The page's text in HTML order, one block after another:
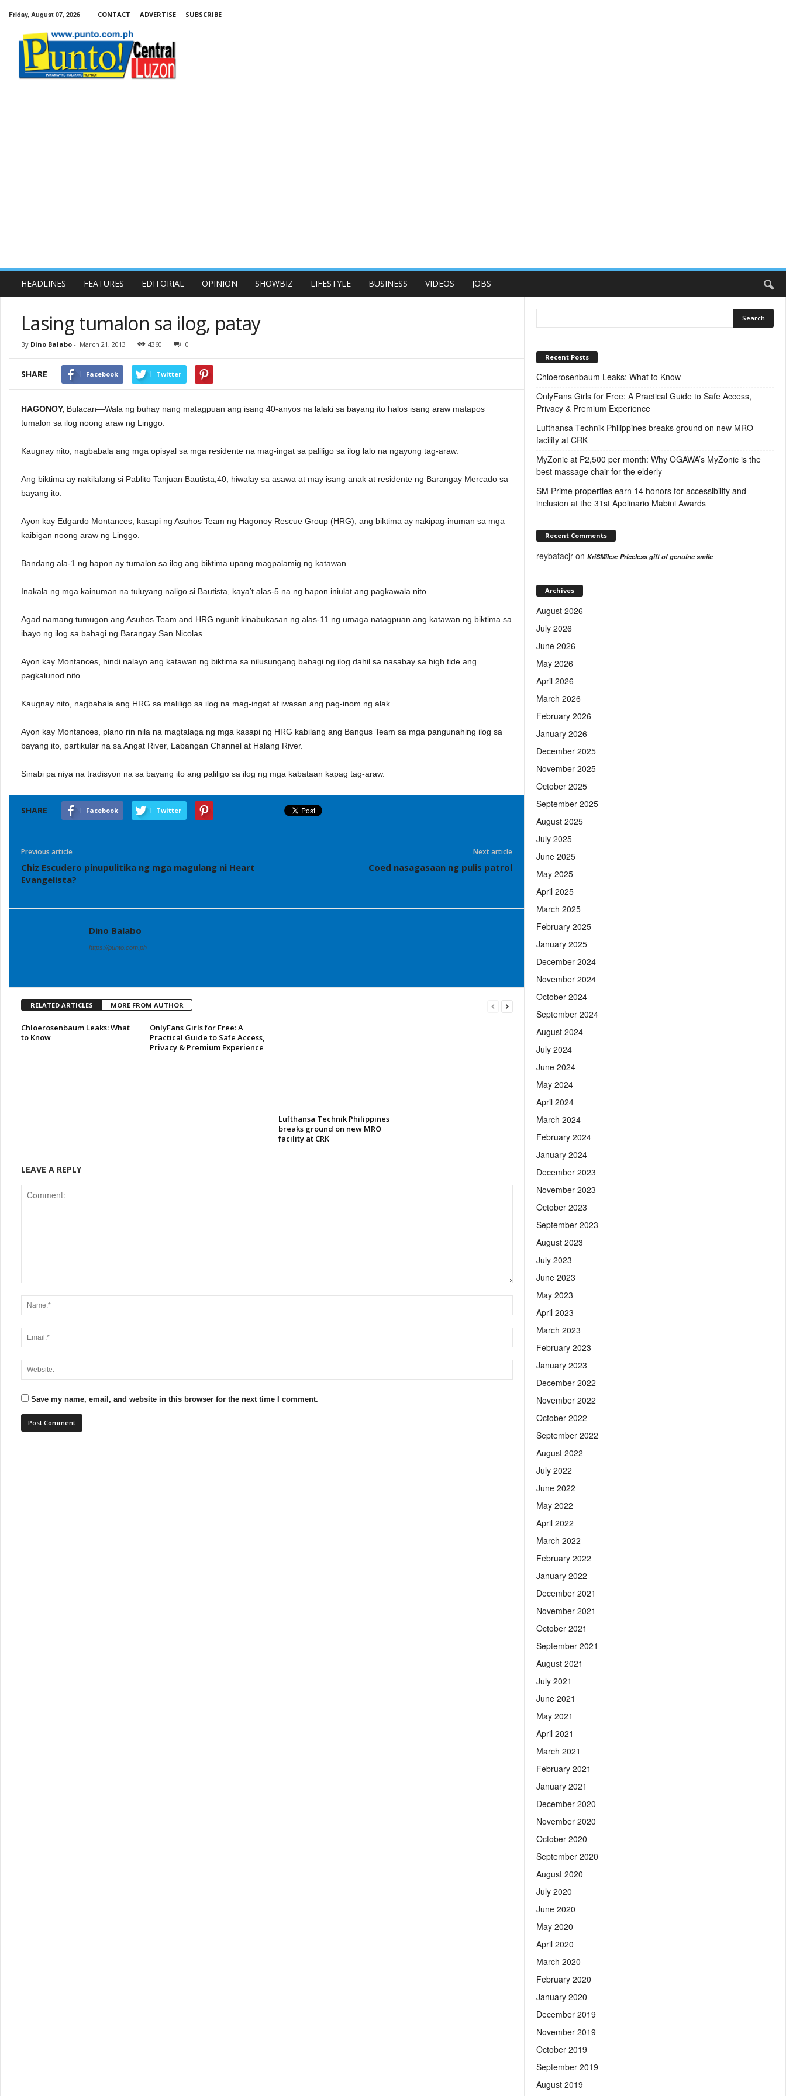
Friday, August 07, 2026 CONTACT ADVERTISE SUBSCRIBE
Central
HEADLINES FEATURES EDITORIAL OPINION SHOWBIZ LIFESTYLE BUSINESS VIDEOS JOBS
Lasing tumalon sa ilog, patay
By Dino Balabo - March 21, 2013 4360 0
SHARE Facebook Twitter
HAGONOY, Bulacan—Wala ng buhay nang matagpuan ang isang 40-anyos na lalaki sa bayang ito halos isang araw matapos
tumalon sa ilog noong araw ng Linggo.
Kaugnay nito, nagbabala ang mga opisyal sa mga residente na mag-ingat sa paliligo sa ilog lalo na ngayong tag-araw.
Ang biktima ay nakilalang si Pablito Tanjuan Bautista,40, hiwalay sa asawa at may isang anak at residente ng Barangay Mercado sa
bayang ito.
Ayon kay Edgardo Montances, kasapi ng Asuhos Team ng Hagonoy Rescue Group (HRG), ang biktima ay nakipag-inuman sa mga
kaibigan noong araw ng Linggo.
Bandang ala-1 ng hapon ay tumalon sa ilog ang biktima upang magpalamig ng katawan.
Inakala ng mga kainuman na tuluyang naligo si Bautista, kaya’t alas-5 na ng hapon iniulat ang pagkawala nito.
Agad namang tumugon ang Asuhos Team and HRG ngunit kinabukasan ng alas-11 ng umaga natagpuan ang katawan ng biktima sa
ibayo ng ilog sa bahagi ng Barangay San Nicolas.
Ayon kay Montances, hindi nalayo ang katawan ng biktima sa nilusungang bahagi ng ilog dahil sa nasabay sa high tide ang
pagkalunod nito.
Kaugnay nito, nagbabala ang HRG sa maliligo sa ilog na mag-ingat at iwasan ang pag-inom ng alak.
Ayon kay Montances, plano rin nila na magtalaga ng mga kasapi ng HRG kabilang ang Bangus Team sa mga pangunahing ilog sa
bayang ito, partikular na sa Angat River, Labangan Channel at Halang River.
Sinabi pa niya na tradisyon na sa bayang ito ang paliligo sa ilog ng mga kabataan kapag tag-araw.
SHARE Facebook Twitter
Previous article
Chiz Escudero pinupulitika ng mga magulang ni Heart
Evangelista?
Next article
Coed nasagasaan ng pulis patrol
Dino Balabo
https://punto.com.ph
RELATED ARTICLES MORE FROM AUTHOR
Chloerosenbaum Leaks: What
to Know
OnlyFans Girls for Free: A
Practical Guide to Safe Access,
Privacy & Premium Experience
Lufthansa Technik Philippines
breaks ground on new MRO
facility at CRK
LEAVE A REPLY
Save my name, email, and website in this browser for the next time I comment.
Recent Posts
Chloerosenbaum Leaks: What to Know
OnlyFans Girls for Free: A Practical Guide to Safe Access,
Privacy & Premium Experience
Lufthansa Technik Philippines breaks ground on new MRO
facility at CRK
MyZonic at ₱2,500 per month: Why OGAWA’s MyZonic is the
best massage chair for the elderly
SM Prime properties earn 14 honors for accessibility and
inclusion at the 31st Apolinario Mabini Awards
Recent Comments
reybatacjr on KriSMiles: Priceless gift of genuine smile
Archives
August 2026
July 2026
June 2026
May 2026
April 2026
March 2026
February 2026
January 2026
December 2025
November 2025
October 2025
September 2025
August 2025
July 2025
June 2025
May 2025
April 2025
March 2025
February 2025
January 2025
December 2024
November 2024
October 2024
September 2024
August 2024
July 2024
June 2024
May 2024
April 2024
March 2024
February 2024
January 2024
December 2023
November 2023
October 2023
September 2023
August 2023
July 2023
June 2023
May 2023
April 2023
March 2023
February 2023
January 2023
December 2022
November 2022
October 2022
September 2022
August 2022
July 2022
June 2022
May 2022
April 2022
March 2022
February 2022
January 2022
December 2021
November 2021
October 2021
September 2021
August 2021
July 2021
June 2021
May 2021
April 2021
March 2021
February 2021
January 2021
December 2020
November 2020
October 2020
September 2020
August 2020
July 2020
June 2020
May 2020
April 2020
March 2020
February 2020
January 2020
December 2019
November 2019
October 2019
September 2019
August 2019